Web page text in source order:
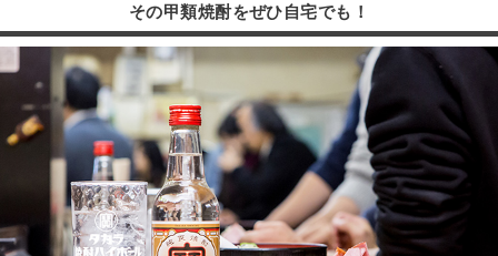
その甲類焼酎をぜひ自宅でも！